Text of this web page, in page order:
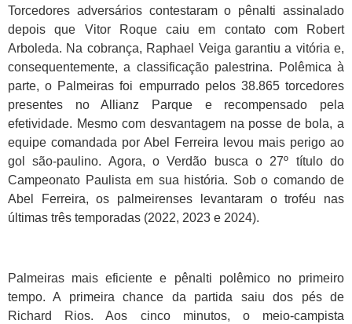
Torcedores adversários contestaram o pênalti assinalado
depois que Vitor Roque caiu em contato com Robert
Arboleda. Na cobrança, Raphael Veiga garantiu a vitória e,
consequentemente, a classificação palestrina. Polêmica à
parte, o Palmeiras foi empurrado pelos 38.865 torcedores
presentes no Allianz Parque e recompensado pela
efetividade. Mesmo com desvantagem na posse de bola, a
equipe comandada por Abel Ferreira levou mais perigo ao
gol são-paulino. Agora, o Verdão busca o 27º título do
Campeonato Paulista em sua história. Sob o comando de
Abel Ferreira, os palmeirenses levantaram o troféu nas
últimas três temporadas (2022, 2023 e 2024).
Palmeiras mais eficiente e pênalti polêmico no primeiro
tempo. A primeira chance da partida saiu dos pés de
Richard Rios. Aos cinco minutos, o meio-campista